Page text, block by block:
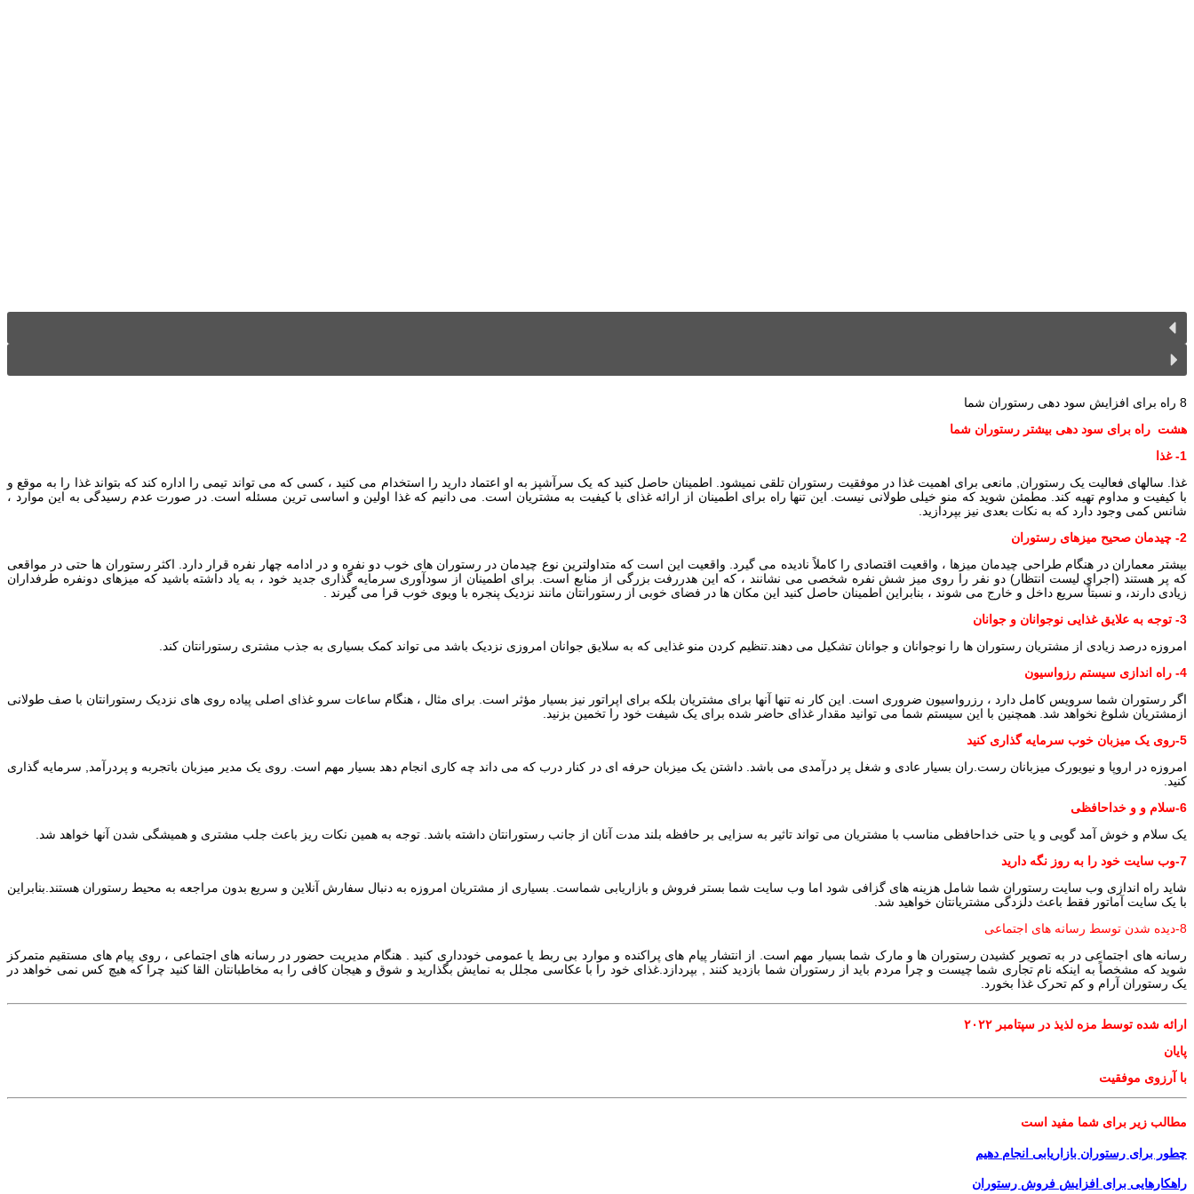
8 راه برای افزایش سود دهی رستوران شما
هشت راه برای سود دهی بیشتر رستوران شما
1- غذا
غذا. سالهای فعالیت یک رستوران, مانعی برای اهمیت غذا در موفقیت رستوران تلقی نمیشود. اطمینان حاصل کنید که یک سرآشپز به او اعتماد دارید را استخدام می کنید ، کسی که می تواند تیمی را اداره کند که بتواند غذا را به موقع و
با کیفیت و مداوم تهیه کند. مطمئن شوید که منو خیلی طولانی نیست. این تنها راه برای اطمینان از ارائه غذای با کیفیت به مشتریان است. می دانیم که غذا اولین و اساسی ترین مسئله است. در صورت عدم رسیدگی به این موارد ،
شانس کمی وجود دارد كه به نكات بعدی نیز بپردازید.
2- چیدمان صحیح میزهای رستوران
بیشتر معماران در هنگام طراحی چیدمان میزها ، واقعیت اقتصادی را کاملاً نادیده می گیرد. واقعیت این است که متداولترین نوع چیدمان در رستوران های خوب دو نفره و در ادامه چهار نفره قرار دارد. اکثر رستوران ها حتی در مواقعی
که پر هستند (اجرای لیست انتظار) دو نفر را روی میز شش نفره شخصی می نشانند ، که این هدررفت بزرگی از منابع است. برای اطمینان از سودآوری سرمایه گذاری جدید خود ، به یاد داشته باشید که میزهای دونفره طرفداران
زیادی دارند، و نسبتاً سریع داخل و خارج می شوند ، بنابراین اطمینان حاصل کنید این مکان ها در فضای خوبی از رستورانتان مانند نزدیک پنجره با ویوی خوب قرا می گیرند .
3- توجه به علایق غذایی نوجوانان و جوانان
امروزه درصد زیادی از مشتریان رستوران ها را نوجوانان و جوانان تشکیل می دهند.تنظیم کردن منو غذایی که به سلایق جوانان امروزی نزدیک باشد می تواند کمک بسیاری به جذب مشتری رستورانتان کند.
4- راه اندازی سیستم رزواسیون
اگر رستوران شما سرویس کامل دارد ، رزرواسیون ضروری است. این کار نه تنها آنها برای مشتریان بلکه برای اپراتور نیز بسیار مؤثر است. برای مثال ، هنگام ساعات سرو غذای اصلی پیاده روی های نزدیک رستورانتان با صف طولانی
ازمشتریان شلوغ نخواهد شد. همچنین با این سیستم شما می توانید مقدار غذای حاضر شده برای یک شیفت خود را تخمین بزنید.
5-روی یک میزبان خوب سرمایه گذاری کنید
امروزه در اروپا و نیویورک میزبانان رست.ران بسیار عادی و شغل پر درآمدی می باشد. داشتن یک میزبان حرفه ای در کنار درب که می داند چه کاری انجام دهد بسیار مهم است. روی یک مدیر میزبان باتجربه و پردرآمد, سرمایه گذاری
کنید.
6-سلام و و خداحافظی
یک سلام و خوش آمد گویی و یا حتی خداحافظی مناسب با مشتریان می تواند تاثیر به سزایی بر حافظه بلند مدت آنان از جانب رستورانتان داشته باشد. توجه به همین نکات ریز باعث جلب مشتری و همیشگی شدن آنها خواهد شد.
7-وب سایت خود را به روز نگه دارید
شاید راه اندازی وب سایت رستوران شما شامل هزینه های گزافی شود اما وب سایت شما بستر فروش و بازاریابی شماست. بسیاری از مشتریان امروزه به دنبال سفارش آنلاین و سریع بدون مراجعه به محیط رستوران هستند.بنابراین
با یک سایت آماتور فقط باعث دلزدگی مشتریانتان خواهید شد.
8-دیده شدن توسط رسانه های اجتماعی
رسانه های اجتماعی در به تصویر کشیدن رستوران ها و مارک شما بسیار مهم است. از انتشار پیام های پراکنده و موارد بی ربط یا عمومی خودداری کنید . هنگام مدیریت حضور در رسانه های اجتماعی ، روی پیام های مستقیم متمرکز
شوید که مشخصاً به اینکه نام تجاری شما چیست و چرا مردم باید از رستوران شما بازدید کنند , بپردازد.غذای خود را با عکاسی مجلل به نمایش بگذارید و شوق و هیجان کافی را به مخاطبانتان القا کنید چرا که هیچ کس نمی خواهد در
یک رستوران آرام و کم تحرک غذا بخورد.
ارائه شده توسط مزه لذیذ در سپتامبر ۲۰۲۲
پايان
با آرزوی موفقیت
مطالب زیر برای شما مفید است
چطور برای رستوران بازاریابی انجام دهیم
راهکارهایی برای افزایش فروش رستوران